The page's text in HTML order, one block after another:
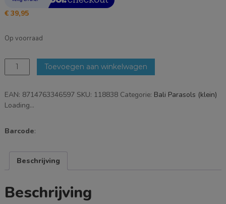
€39,95
Op voorraad
Parasol
Bali
-
Blauw
Ø50cm
Toevoegen aan winkelwagen
EAN: 8714763346597 SKU: 118838 Categorie: Bali Parasols (klein)
Loading...
Barcode:
Beschrijving
Beschrijving